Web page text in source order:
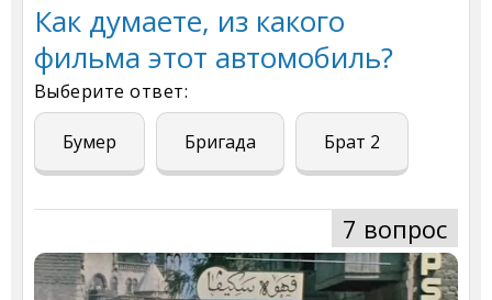
Как думаете, из какого
фильма этот автомобиль?
Выберите ответ:
Бумер Бригада Брат 2
7 вопрос